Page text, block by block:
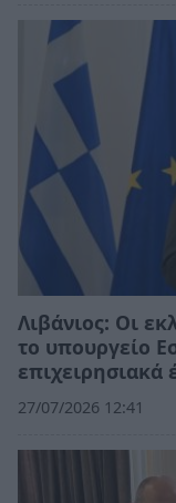
Λιβάνιος: Οι
το υπουργείο
επιχειρησιακά
27/07/2026 12:41